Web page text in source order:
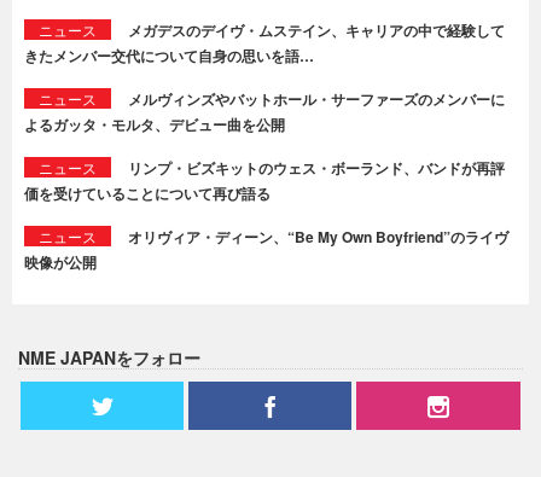
ニュース
メガデスのデイヴ・ムステイン、キャリアの中で経験して
きたメンバー交代について自身の思いを語…
ニュース
メルヴィンズやバットホール・サーファーズのメンバーに
よるガッタ・モルタ、デビュー曲を公開
ニュース
リンプ・ビズキットのウェス・ボーランド、バンドが再評
価を受けていることについて再び語る
ニュース
オリヴィア・ディーン、“Be My Own Boyfriend”のライヴ
映像が公開
NME JAPANをフォロー